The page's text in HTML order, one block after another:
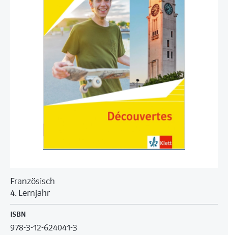
Französisch
4. Lernjahr
ISBN
978-3-12-624041-3